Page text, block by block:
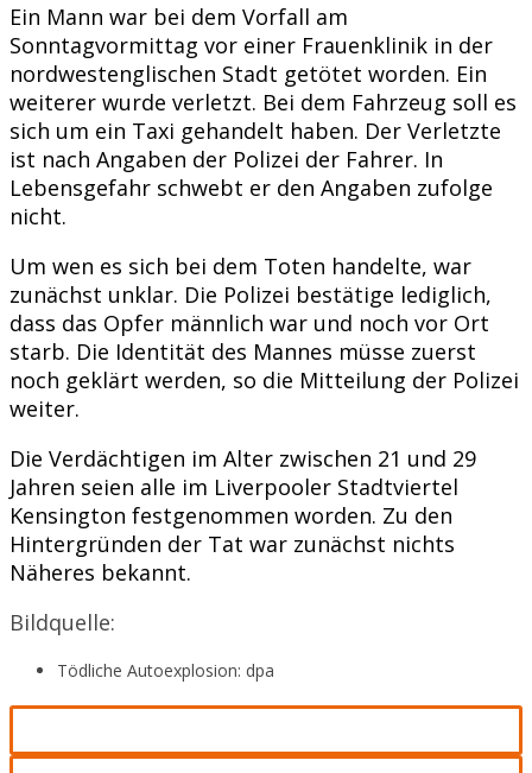
Ein Mann war bei dem Vorfall am
Sonntagvormittag vor einer Frauenklinik in der
nordwestenglischen Stadt getötet worden. Ein
weiterer wurde verletzt. Bei dem Fahrzeug soll es
sich um ein Taxi gehandelt haben. Der Verletzte
ist nach Angaben der Polizei der Fahrer. In
Lebensgefahr schwebt er den Angaben zufolge
nicht.
Um wen es sich bei dem Toten handelte, war
zunächst unklar. Die Polizei bestätige lediglich,
dass das Opfer männlich war und noch vor Ort
starb. Die Identität des Mannes müsse zuerst
noch geklärt werden, so die Mitteilung der Polizei
weiter.
Die Verdächtigen im Alter zwischen 21 und 29
Jahren seien alle im Liverpooler Stadtviertel
Kensington festgenommen worden. Zu den
Hintergründen der Tat war zunächst nichts
Näheres bekannt.
Bildquelle:
Tödliche Autoexplosion: dpa